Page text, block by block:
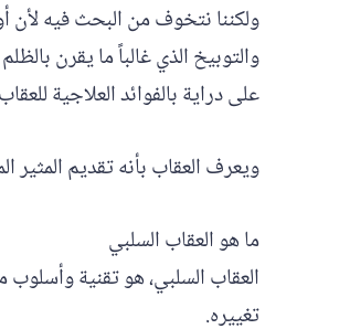
ولكننا نتخوف من البحث فيه لأن
والتوبيخ الذي غالباً ما يقرن
على دراية بالفوائد العلاجية
ويعرف العقاب بأنه تقديم
ما هو العقاب السلبي
العقاب السلبي، هو تقنية
تغييره.